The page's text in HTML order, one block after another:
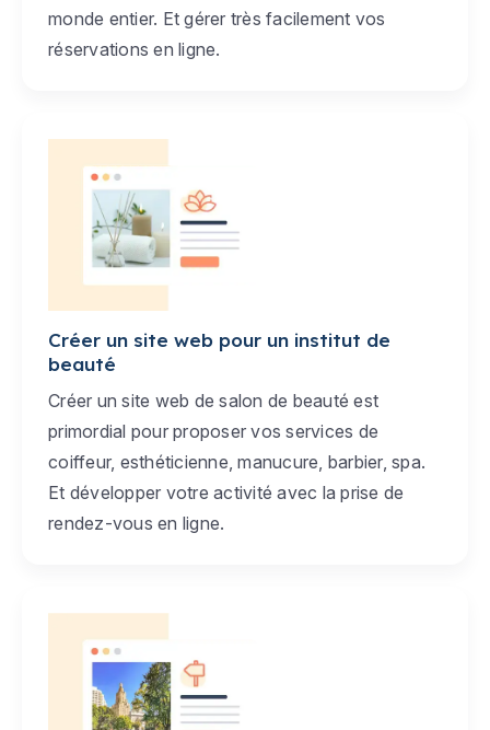
monde entier. Et gérer très facilement vos
réservations en ligne.
Créer un site web pour un institut de
beauté
Créer un site web de salon de beauté est
primordial pour proposer vos services de
coiffeur, esthéticienne, manucure, barbier, spa.
Et développer votre activité avec la prise de
rendez-vous en ligne.